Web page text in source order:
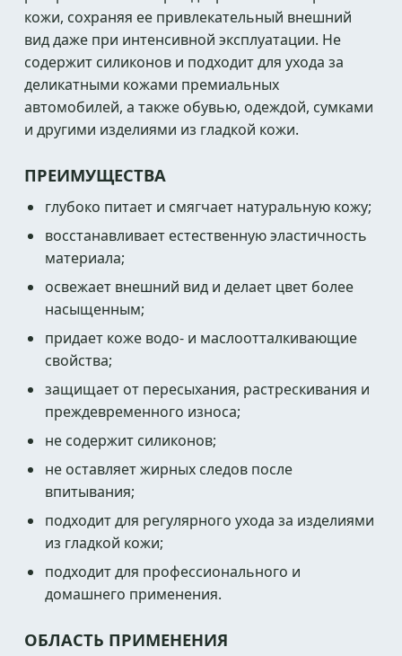
кожи, сохраняя ее привлекательный внешний
вид даже при интенсивной эксплуатации. Не
содержит силиконов и подходит для ухода за
деликатными кожами премиальных
автомобилей, а также обувью, одеждой, сумками
и другими изделиями из гладкой кожи.
ПРЕИМУЩЕСТВА
глубоко питает и смягчает натуральную кожу;
восстанавливает естественную эластичность
материала;
освежает внешний вид и делает цвет более
насыщенным;
придает коже водо- и маслоотталкивающие
свойства;
защищает от пересыхания, растрескивания и
преждевременного износа;
не содержит силиконов;
не оставляет жирных следов после
впитывания;
подходит для регулярного ухода за изделиями
из гладкой кожи;
подходит для профессионального и
домашнего применения.
ОБЛАСТЬ ПРИМЕНЕНИЯ